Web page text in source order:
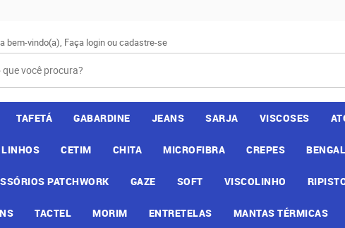
bem-vindo(a), Faça loginoucadastre-se
TAFETÁ GABARDINE JEANS SARJA VISCOSES
LINHOS CETIM CHITA MICROFIBRA CREPES
PATCHWORK GAZE SOFT VISCOLINHO
TACTEL MORIM ENTRETELAS MANTAS TÉRMICAS